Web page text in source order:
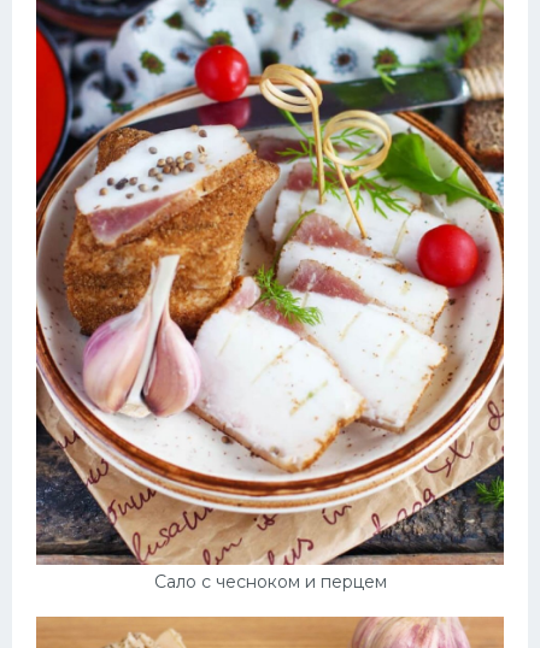
Сало с чесноком и перцем